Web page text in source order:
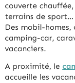
couverte
terrains de sport…
Des mobil-
camping-car,
vacanciers.
A proximité, le
accueille les